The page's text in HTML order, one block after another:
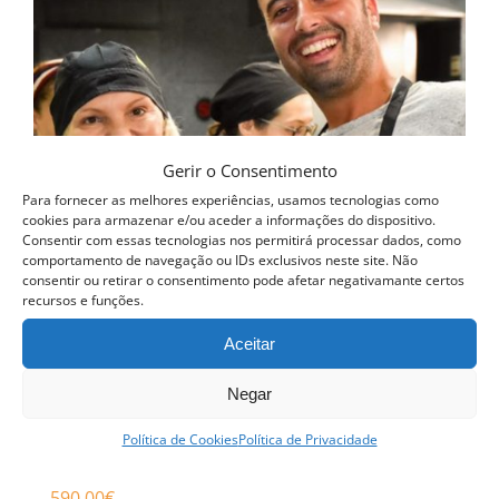
Gerir o Consentimento
Para fornecer as melhores experiências, usamos tecnologias como
cookies para armazenar e/ou aceder a informações do dispositivo.
Consentir com essas tecnologias nos permitirá processar dados, como
comportamento de navegação ou IDs exclusivos neste site. Não
consentir ou retirar o consentimento pode afetar negativamante certos
recursos e funções.
Aceitar
Negar
Política de CookiesPolítica de Privacidade